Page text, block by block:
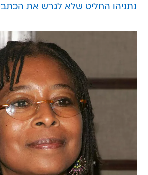
נתניהו החליט שלא לגרש את